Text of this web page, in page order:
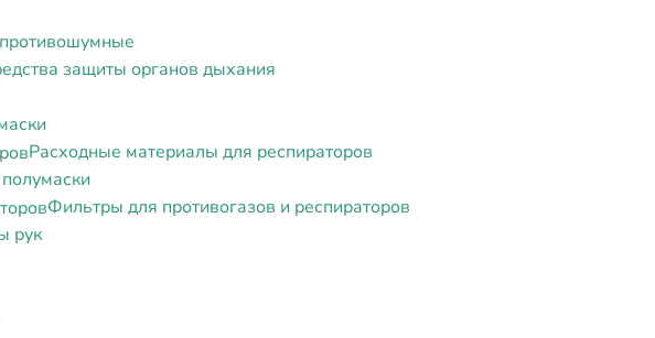
защиты органов дыхания
Расходные материалы для респираторов
Фильтры для противогазов и респираторов
рук